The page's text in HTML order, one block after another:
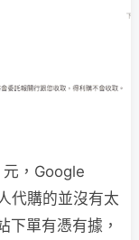
，Google
代購的並沒有太
下單有憑有據，